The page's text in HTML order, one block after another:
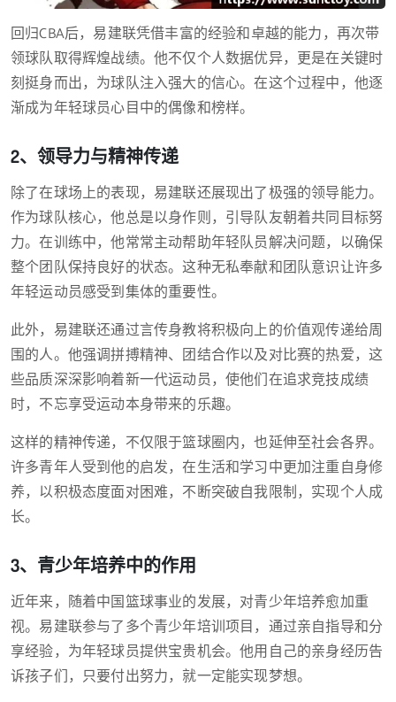
回归CBA后，易建联凭借丰富的经验和卓越的能力，再次带
领球队取得辉煌战绩。他不仅个人数据优异，更是在关键时
刻挺身而出，为球队注入强大的信心。在这个过程中，他逐
渐成为年轻球员心目中的偶像和榜样。
2、领导力与精神传递
除了在球场上的表现，易建联还展现出了极强的领导能力。
作为球队核心，他总是以身作则，引导队友朝着共同目标努
力。在训练中，他常常主动帮助年轻队员解决问题，以确保
整个团队保持良好的状态。这种无私奉献和团队意识让许多
年轻运动员感受到集体的重要性。
此外，易建联还通过言传身教将积极向上的价值观传递给周
围的人。他强调拼搏精神、团结合作以及对比赛的热爱，这
些品质深深影响着新一代运动员，使他们在追求竞技成绩
时，不忘享受运动本身带来的乐趣。
这样的精神传递，不仅限于篮球圈内，也延伸至社会各界。
许多青年人受到他的启发，在生活和学习中更加注重自身修
养，以积极态度面对困难，不断突破自我限制，实现个人成
长。
3、青少年培养中的作用
近年来，随着中国篮球事业的发展，对青少年培养愈加重
视。易建联参与了多个青少年培训项目，通过亲自指导和分
享经验，为年轻球员提供宝贵机会。他用自己的亲身经历告
诉孩子们，只要付出努力，就一定能实现梦想。